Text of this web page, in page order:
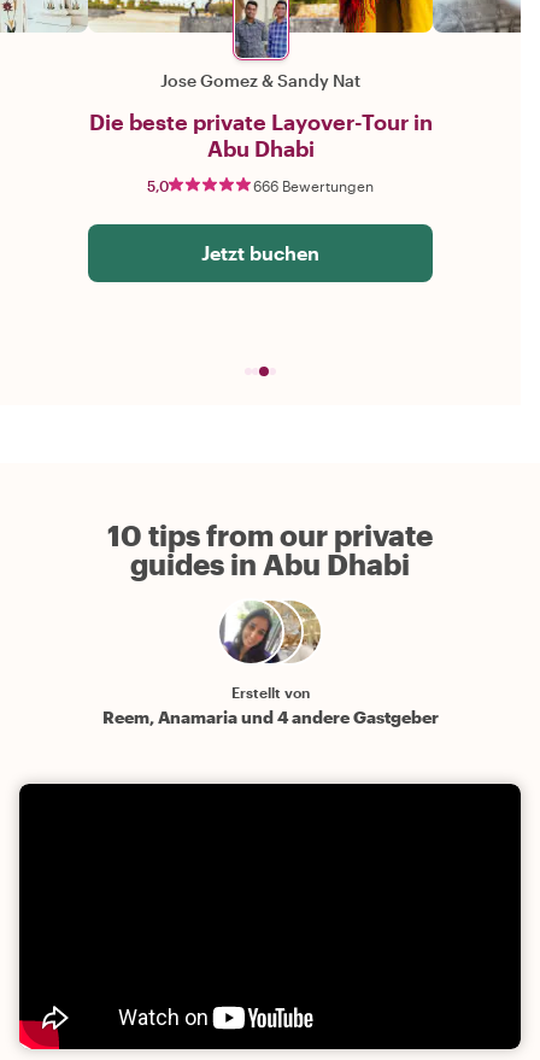
Jose Gomez & Sandy Nat
Die beste private Layover-Tour in
Abu Dhabi
5,0 666 Bewertungen
Jetzt buchen
10 tips from our private
guides in Abu Dhabi
Erstellt von
Reem, Anamaria und 4 andere Gastgeber